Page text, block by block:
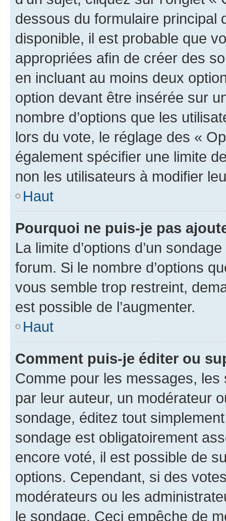
dessous du formulaire principal
disponible, il est probable que
appropriées afin de créer des
en incluant au moins deux
option devant être insérée sur
nombre d’options que les
lors du vote, le réglage des «
également spécifier une limite
non les utilisateurs à modifier
Haut
Pourquoi ne puis-je pas
La limite d’options d’un
forum. Si le nombre d’options
vous semble trop restreint,
est possible de l’augmenter.
Haut
Comment puis-je éditer ou
Comme pour les messages,
par leur auteur, un modérateur
sondage, éditez tout
sondage est obligatoirement
encore voté, il est possible de
options. Cependant, si des
modérateurs ou les
le sondage. Ceci empêche de